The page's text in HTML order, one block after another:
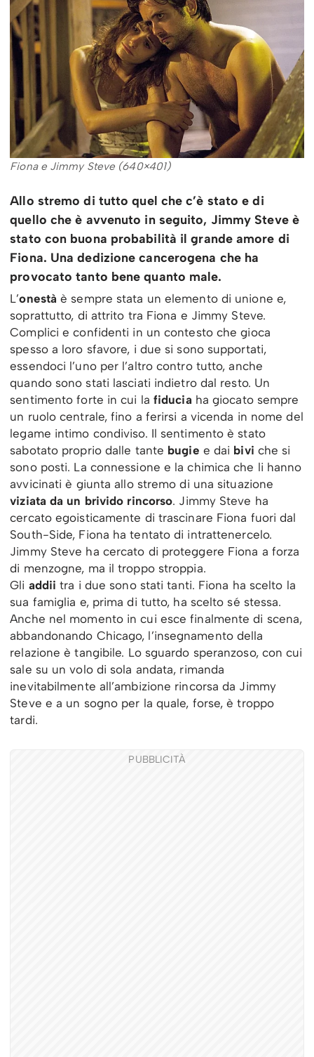
Fiona e Jimmy Steve (640×401)
Allo stremo di tutto quel che c’è stato e di
quello che è avvenuto in seguito, Jimmy Steve è
stato con buona probabilità il grande amore di
Fiona. Una dedizione cancerogena che ha
provocato tanto bene quanto male.
L’onestà è sempre stata un elemento di unione e,
soprattutto, di attrito tra Fiona e Jimmy Steve.
Complici e confidenti in un contesto che gioca
spesso a loro sfavore, i due si sono supportati,
essendoci l’uno per l’altro contro tutto, anche
quando sono stati lasciati indietro dal resto. Un
sentimento forte in cui la fiducia ha giocato sempre
un ruolo centrale, fino a ferirsi a vicenda in nome del
legame intimo condiviso. Il sentimento è stato
sabotato proprio dalle tante bugie e dai bivi che si
sono posti. La connessione e la chimica che li hanno
avvicinati è giunta allo stremo di una situazione
viziata da un brivido rincorso. Jimmy Steve ha
cercato egoisticamente di trascinare Fiona fuori dal
South-Side, Fiona ha tentato di intrattenercelo.
Jimmy Steve ha cercato di proteggere Fiona a forza
di menzogne, ma il troppo stroppia.
Gli addiitra i due sono stati tanti. Fiona ha scelto la
sua famiglia e, prima di tutto, ha scelto sé stessa.
Anche nel momento in cui esce finalmente di scena,
abbandonando Chicago, l’insegnamento della
relazione è tangibile. Lo sguardo speranzoso, con cui
sale su un volo di sola andata, rimanda
inevitabilmente all’ambizione rincorsa da Jimmy
Steve e a un sogno per la quale, forse, è troppo
tardi.
PUBBLICITÀ